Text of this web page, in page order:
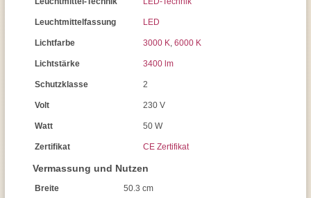
Leuchtmittelfassung LED
Lichtfarbe 3000 K, 6000 K
Lichtstärke 3400 lm
Schutzklasse 2
Volt 230 V
Watt 50 W
Zertifikat CE Zertifikat
Vermassung und Nutzen
Breite 50.3 cm